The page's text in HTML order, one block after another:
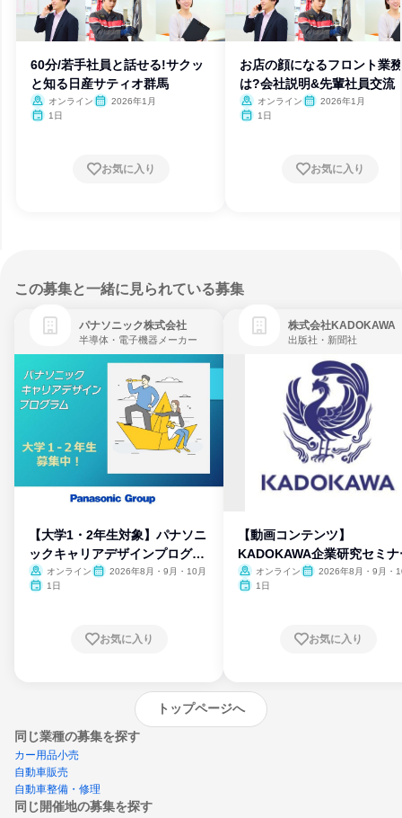
60分/若手社員と話せる!サクッ
と知る日産サティオ群馬
オンライン
2026年1月
1日
お気に入り
お店の顔になるフロント業
は?会社説明&先輩社員交流
オンライン
2026年1月
1日
お気に入り
この募集と一緒に見られている募集
パナソニック株式会社
半導体・電子機器メーカー
【大学1・2年生対象】パナソニ
ックキャリアデザインプログラ
ム
オンライン
2026年8月・9月・10月
1日
お気に入り
株式会社KADOKAWA
出版社・新聞社
【動画コンテンツ】
KADOKAWA企業研究セミナ
オンライン
2026年8月・9月・
1日
お気に入り
トップページへ
同じ業種の募集を探す
カー用品小売
自動車販売
自動車整備・修理
同じ開催地の募集を探す